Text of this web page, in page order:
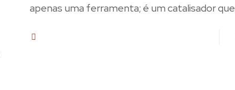
apenas uma ferramenta; é um catalisador que